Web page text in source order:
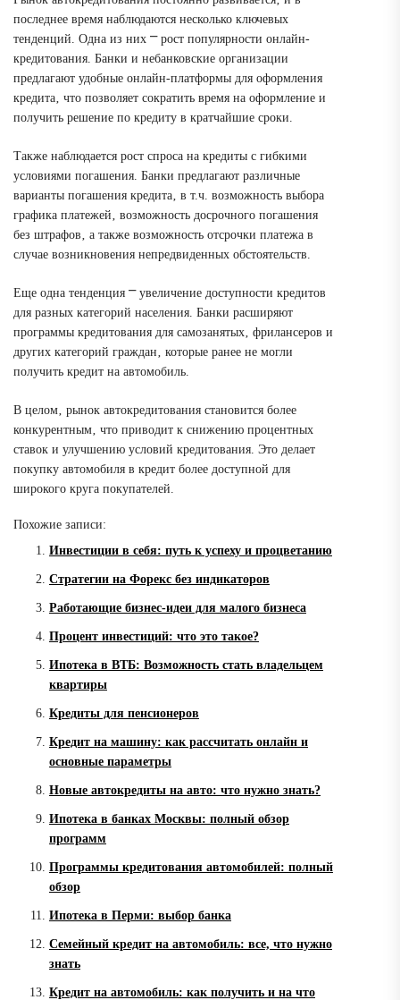
последнее время наблюдаются несколько ключевых
тенденций. Одна из них ⎻ рост популярности онлайн-
кредитования. Банки и небанковские организации
предлагают удобные онлайн-платформы для оформления
кредита‚ что позволяет сократить время на оформление и
получить решение по кредиту в кратчайшие сроки.
Также наблюдается рост спроса на кредиты с гибкими
условиями погашения. Банки предлагают различные
варианты погашения кредита‚ в т.ч. возможность выбора
графика платежей‚ возможность досрочного погашения
без штрафов‚ а также возможность отсрочки платежа в
случае возникновения непредвиденных обстоятельств.
Еще одна тенденция ⎻ увеличение доступности кредитов
для разных категорий населения. Банки расширяют
программы кредитования для самозанятых‚ фрилансеров и
других категорий граждан‚ которые ранее не могли
получить кредит на автомобиль.
В целом‚ рынок автокредитования становится более
конкурентным‚ что приводит к снижению процентных
ставок и улучшению условий кредитования. Это делает
покупку автомобиля в кредит более доступной для
широкого круга покупателей.
Похожие записи:
Инвестиции в себя: путь к успеху и процветанию
Стратегии на Форекс без индикаторов
Работающие бизнес-идеи для малого бизнеса
Процент инвестиций: что это такое?
Ипотека в ВТБ: Возможность стать владельцем
квартиры
Кредиты для пенсионеров
Кредит на машину: как рассчитать онлайн и
основные параметры
Новые автокредиты на авто: что нужно знать?
Ипотека в банках Москвы: полный обзор
программ
Программы кредитования автомобилей: полный
обзор
Ипотека в Перми: выбор банка
Семейный кредит на автомобиль: все, что нужно
знать
Кредит на автомобиль: как получить и на что